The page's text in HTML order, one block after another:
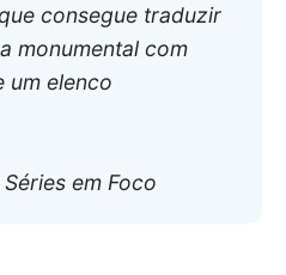
consegue traduzir
monumental com
um elenco
em Foco